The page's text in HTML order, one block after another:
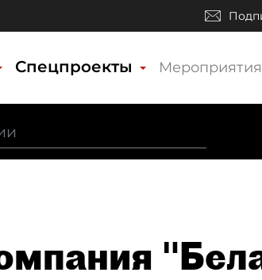
Спецпроекты Мероприятия